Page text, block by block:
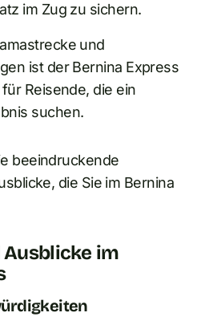
im Zug zu sichern.
und
ist der Bernina Express
Reisende, die ein
suchen.
beeindruckende
die Sie im Bernina
im